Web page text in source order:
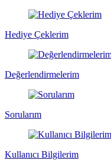
Hediye Çeklerim
Değerlendirmelerim
Sorularım
Kullanıcı Bilgilerim